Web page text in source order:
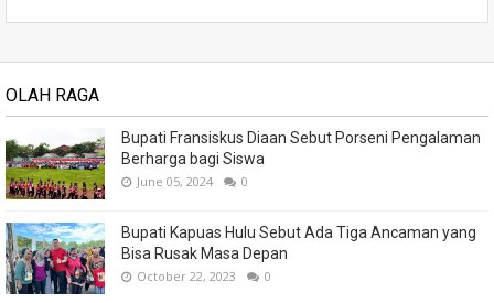
OLAH RAGA
Bupati Fransiskus Diaan Sebut Porseni Pengalaman
Berharga bagi Siswa
June 05, 2024 0
Bupati Kapuas Hulu Sebut Ada Tiga Ancaman yang
Bisa Rusak Masa Depan
October 22, 2023 0